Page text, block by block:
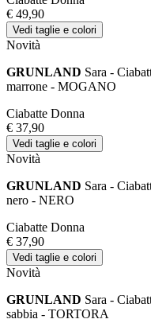
€ 49,90
Vedi taglie e colori
Novità
GRUNLAND Sara -
marrone - MOGANO
Ciabatte Donna
€ 37,90
Vedi taglie e colori
Novità
GRUNLAND Sara -
nero - NERO
Ciabatte Donna
€ 37,90
Vedi taglie e colori
Novità
GRUNLAND Sara -
sabbia - TORTORA